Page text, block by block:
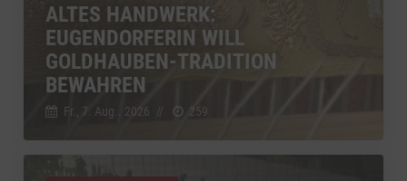
ALTES HANDWERK:
EUGENDORFERIN WILL
GOLDHAUBEN-TRADITION
BEWAHREN
Fr., 7. Aug.. 2026 // 259